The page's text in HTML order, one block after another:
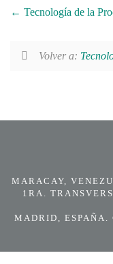
Tecnología de la
Volver a:
MARACAY,
1RA.
MADRID, ESPAÑA.